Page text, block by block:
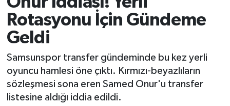
Rotasyonu İçin Gündeme
Geldi
Samsunspor transfer gündeminde bu kez yerli
oyuncu hamlesi öne çıktı. Kırmızı-beyazlıların
sözleşmesi sona eren Samed Onur'u transfer
listesine aldığı iddia edildi.
Mevzuat